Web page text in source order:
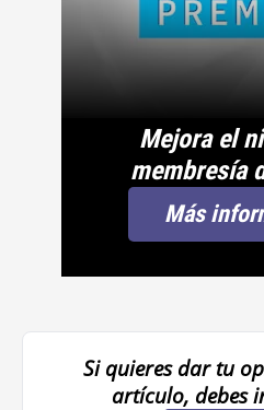
Mejora el
membresía
Más
Si quieres dar tu
artículo, debes